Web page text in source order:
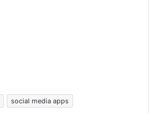
social media apps